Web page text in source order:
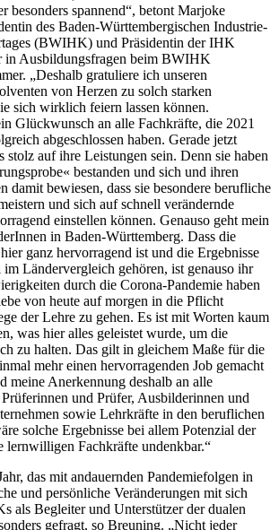
besonders spannend“, betont Marjoke
des Baden-Württembergischen Industrie-
(BWIHK) und Präsidentin der IHK
in Ausbildungsfragen beim BWIHK
„Deshalb gratuliere ich unseren
von Herzen zu solch starken
sich wirklich feiern lassen können.
Glückwunsch an alle Fachkräfte, die 2021
abgeschlossen haben. Gerade jetzt
stolz auf ihre Leistungen sein. Denn sie haben
bestanden und sich und ihren
damit bewiesen, dass sie besondere berufliche
und sich auf schnell verändernde
einstellen können. Genauso geht mein
in Baden-Württemberg. Dass die
ganz hervorragend ist und die Ergebnisse
im Ländervergleich gehören, ist genauso ihr
durch die Corona-Pandemie haben
von heute auf morgen in die Pflicht
der Lehre zu gehen. Es ist mit Worten kaum
was hier alles geleistet wurde, um die
zu halten. Das gilt in gleichem Maße für die
mehr einen hervorragenden Job gemacht
meine Anerkennung deshalb an alle
und Prüfer, Ausbilderinnen und
sowie Lehrkräfte in den beruflichen
solche Ergebnisse bei allem Potenzial der
lernwilligen Fachkräfte undenkbar.“
das mit andauernden Pandemiefolgen in
und persönliche Veränderungen mit sich
als Begleiter und Unterstützer der dualen
gefragt, so Breuning. „Nicht jeder